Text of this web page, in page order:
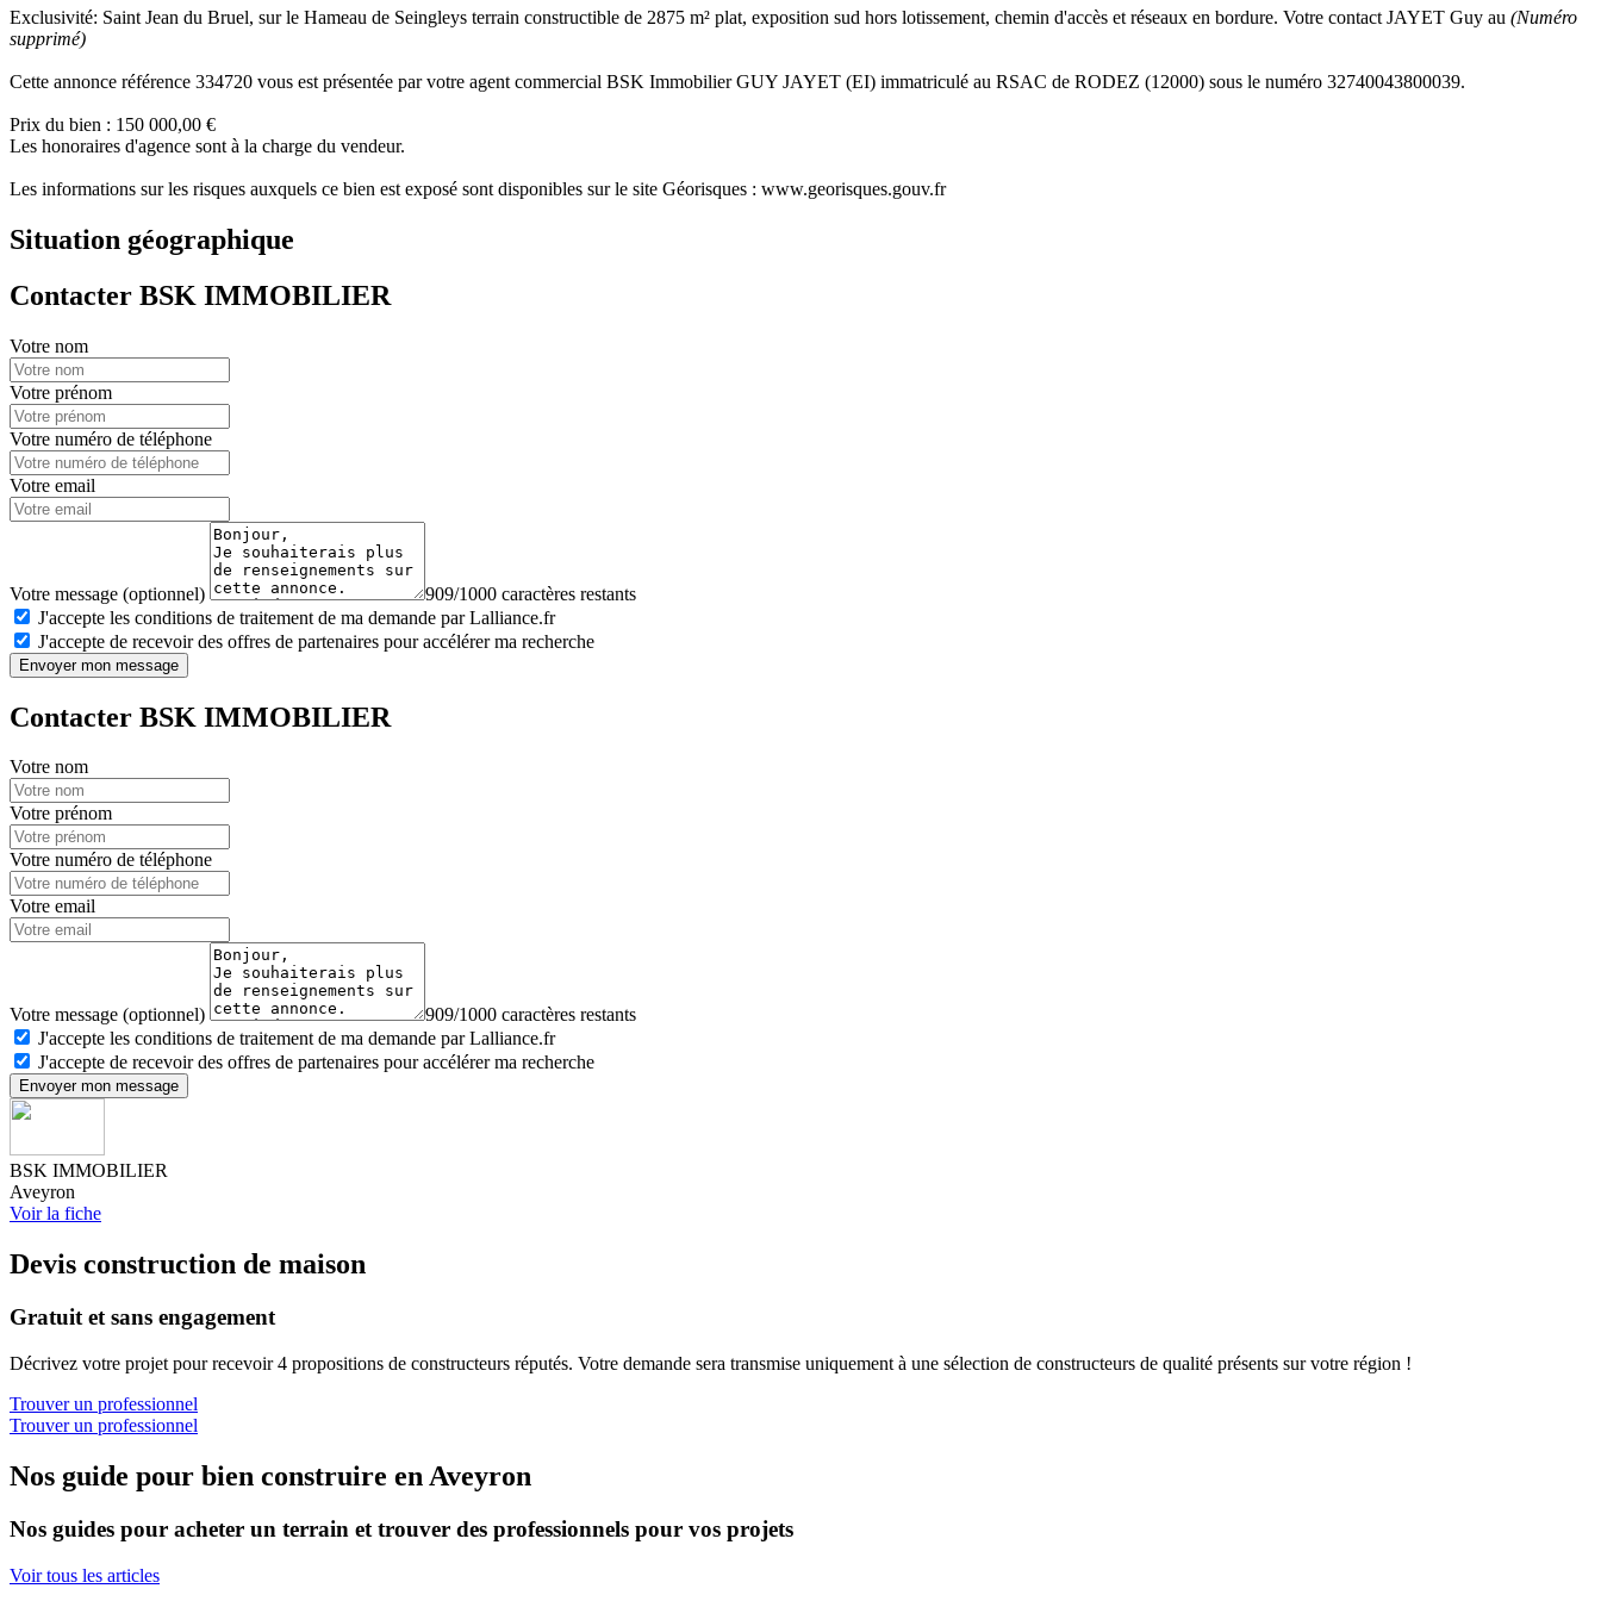
Exclusivité: Saint Jean du Bruel, sur le Hameau de Seingleys terrain constructible de 2875 m² plat, exposition sud hors lotissement, chemin d'accès et réseaux en bordure. Votre contact JAYET Guy au (Numéro
supprimé)
Cette annonce référence 334720 vous est présentée par votre agent commercial BSK Immobilier GUY JAYET (EI) immatriculé au RSAC de RODEZ (12000) sous le numéro 32740043800039.
Prix du bien : 150 000,00 €
Les honoraires d'agence sont à la charge du vendeur.
Les informations sur les risques auxquels ce bien est exposé sont disponibles sur le site Géorisques : www.georisques.gouv.fr
Situation géographique
Contacter BSK IMMOBILIER
Votre nom
Votre prénom
Votre numéro de téléphone
Votre email
Votre message (optionnel)
909/1000 caractères restants
J'accepte les conditions de traitement de ma demande par Lalliance.fr
J'accepte de recevoir des offres de partenaires pour accélérer ma recherche
Envoyer mon message
Contacter BSK IMMOBILIER
Votre nom
Votre prénom
Votre numéro de téléphone
Votre email
Votre message (optionnel)
909/1000 caractères restants
J'accepte les conditions de traitement de ma demande par Lalliance.fr
J'accepte de recevoir des offres de partenaires pour accélérer ma recherche
Envoyer mon message
BSK IMMOBILIER
Aveyron
Voir la fiche
Devis construction de maison
Gratuit et sans engagement
Décrivez votre projet pour recevoir 4 propositions de constructeurs réputés. Votre demande sera transmise uniquement à une sélection de constructeurs de qualité présents sur votre région !
Trouver un professionnel
Trouver un professionnel
Nos guide pour bien construire en Aveyron
Nos guides pour acheter un terrain et trouver des professionnels pour vos projets
Voir tous les articles